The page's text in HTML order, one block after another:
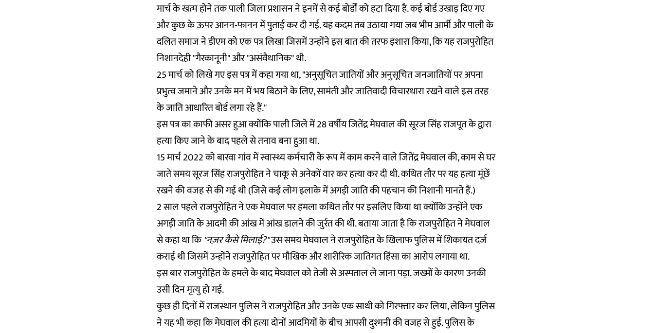
मार्च के खत्म होने तक पाली जिला प्रशासन ने इनमें से कई बोर्डों को हटा दिया है. कई बोर्ड उखाड़ दिए गए
और कुछ के ऊपर आनन-फानन में पुताई कर दी गई. यह कदम तब उठाया गया जब भीम आर्मी और पाली के
दलित समाज ने डीएम को एक पत्र लिखा जिसमें उन्होंने इस बात की तरफ इशारा किया, कि यह राजपुरोहित
निशानदेही "गैरकानूनी" और "असंवैधानिक" थी.
25 मार्च को लिखे गए इस पत्र में कहा गया था, "अनुसूचित जातियों और अनुसूचित जनजातियों पर अपना
प्रभुत्व जमाने और उनके मन में भय बिठाने के लिए, सामंती और जातिवादी विचारधारा रखने वाले इस तरह
के जाति आधारित बोर्ड लगा रहे हैं."
इस पत्र का काफी असर हुआ क्योंकि पाली जिले में28 वर्षीय जितेंद्र मेघवाल की सूरज सिंह राजपूत के द्वारा
हत्याकिए जाने के बाद पहले से तनाव बना हुआ था.
15 मार्च 2022 को बारवा गांव में स्वास्थ्य कर्मचारी के रूप में काम करने वाले जितेंद्र मेघवाल की, काम से घर
जाते समय सूरज सिंह राजपुरोहित ने चाकू से अनेकों वार कर हत्या कर दी थी. कथित तौर पर यह हत्या मूंछें
रखने की वजह से की गई थी (जिसे कई लोग इलाके में अगड़ी जाति की पहचान की निशानी मानते हैं.)
2 साल पहले राजपुरोहित ने एक मेघवाल पर हमला कथित तौर पर इसलिए किया था क्योंकि उन्होंने एक
अगड़ी जाति के आदमी की आंख में आंख डालने की जुर्रत की थी. बताया जाता है कि राजपुरोहित ने मेघवाल
से कहा था कि"नज़र कैसे मिलाई?"उस समय मेघवाल ने राजपुरोहित के खिलाफ पुलिस में शिकायत दर्ज
कराई थी जिसमें उन्होंने राजपुरोहित पर मौखिक और शारीरिक जातिगत हिंसा का आरोप लगाया था.
इस बार राजपुरोहित के हमले के बाद मेघवाल को तेजी से अस्पताल ले जाना पड़ा. जख्मों के कारण उनकी
उसी दिन मृत्यु हो गई.
कुछ ही दिनों मेंराजस्थान पुलिसने राजपुरोहित और उनके एक साथी को गिरफ्तार कर लिया, लेकिन पुलिस
ने यह भी कहा कि मेघवाल की हत्या दोनों आदमियों के बीच आपसी दुश्मनी की वजह से हुई. पुलिस के